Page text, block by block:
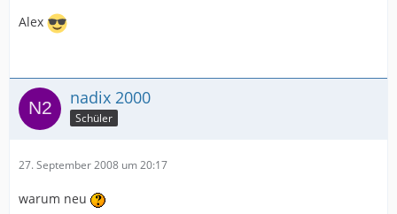
Alex
nadix 2000
Schüler
27. September 2008 um 20:17
warum neu